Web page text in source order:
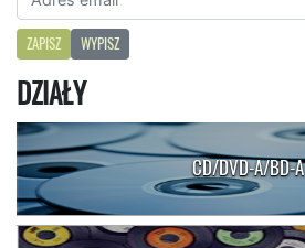
ZAPISZ WYPISZ
DZIAŁY
CD/DVD-A/BD-A